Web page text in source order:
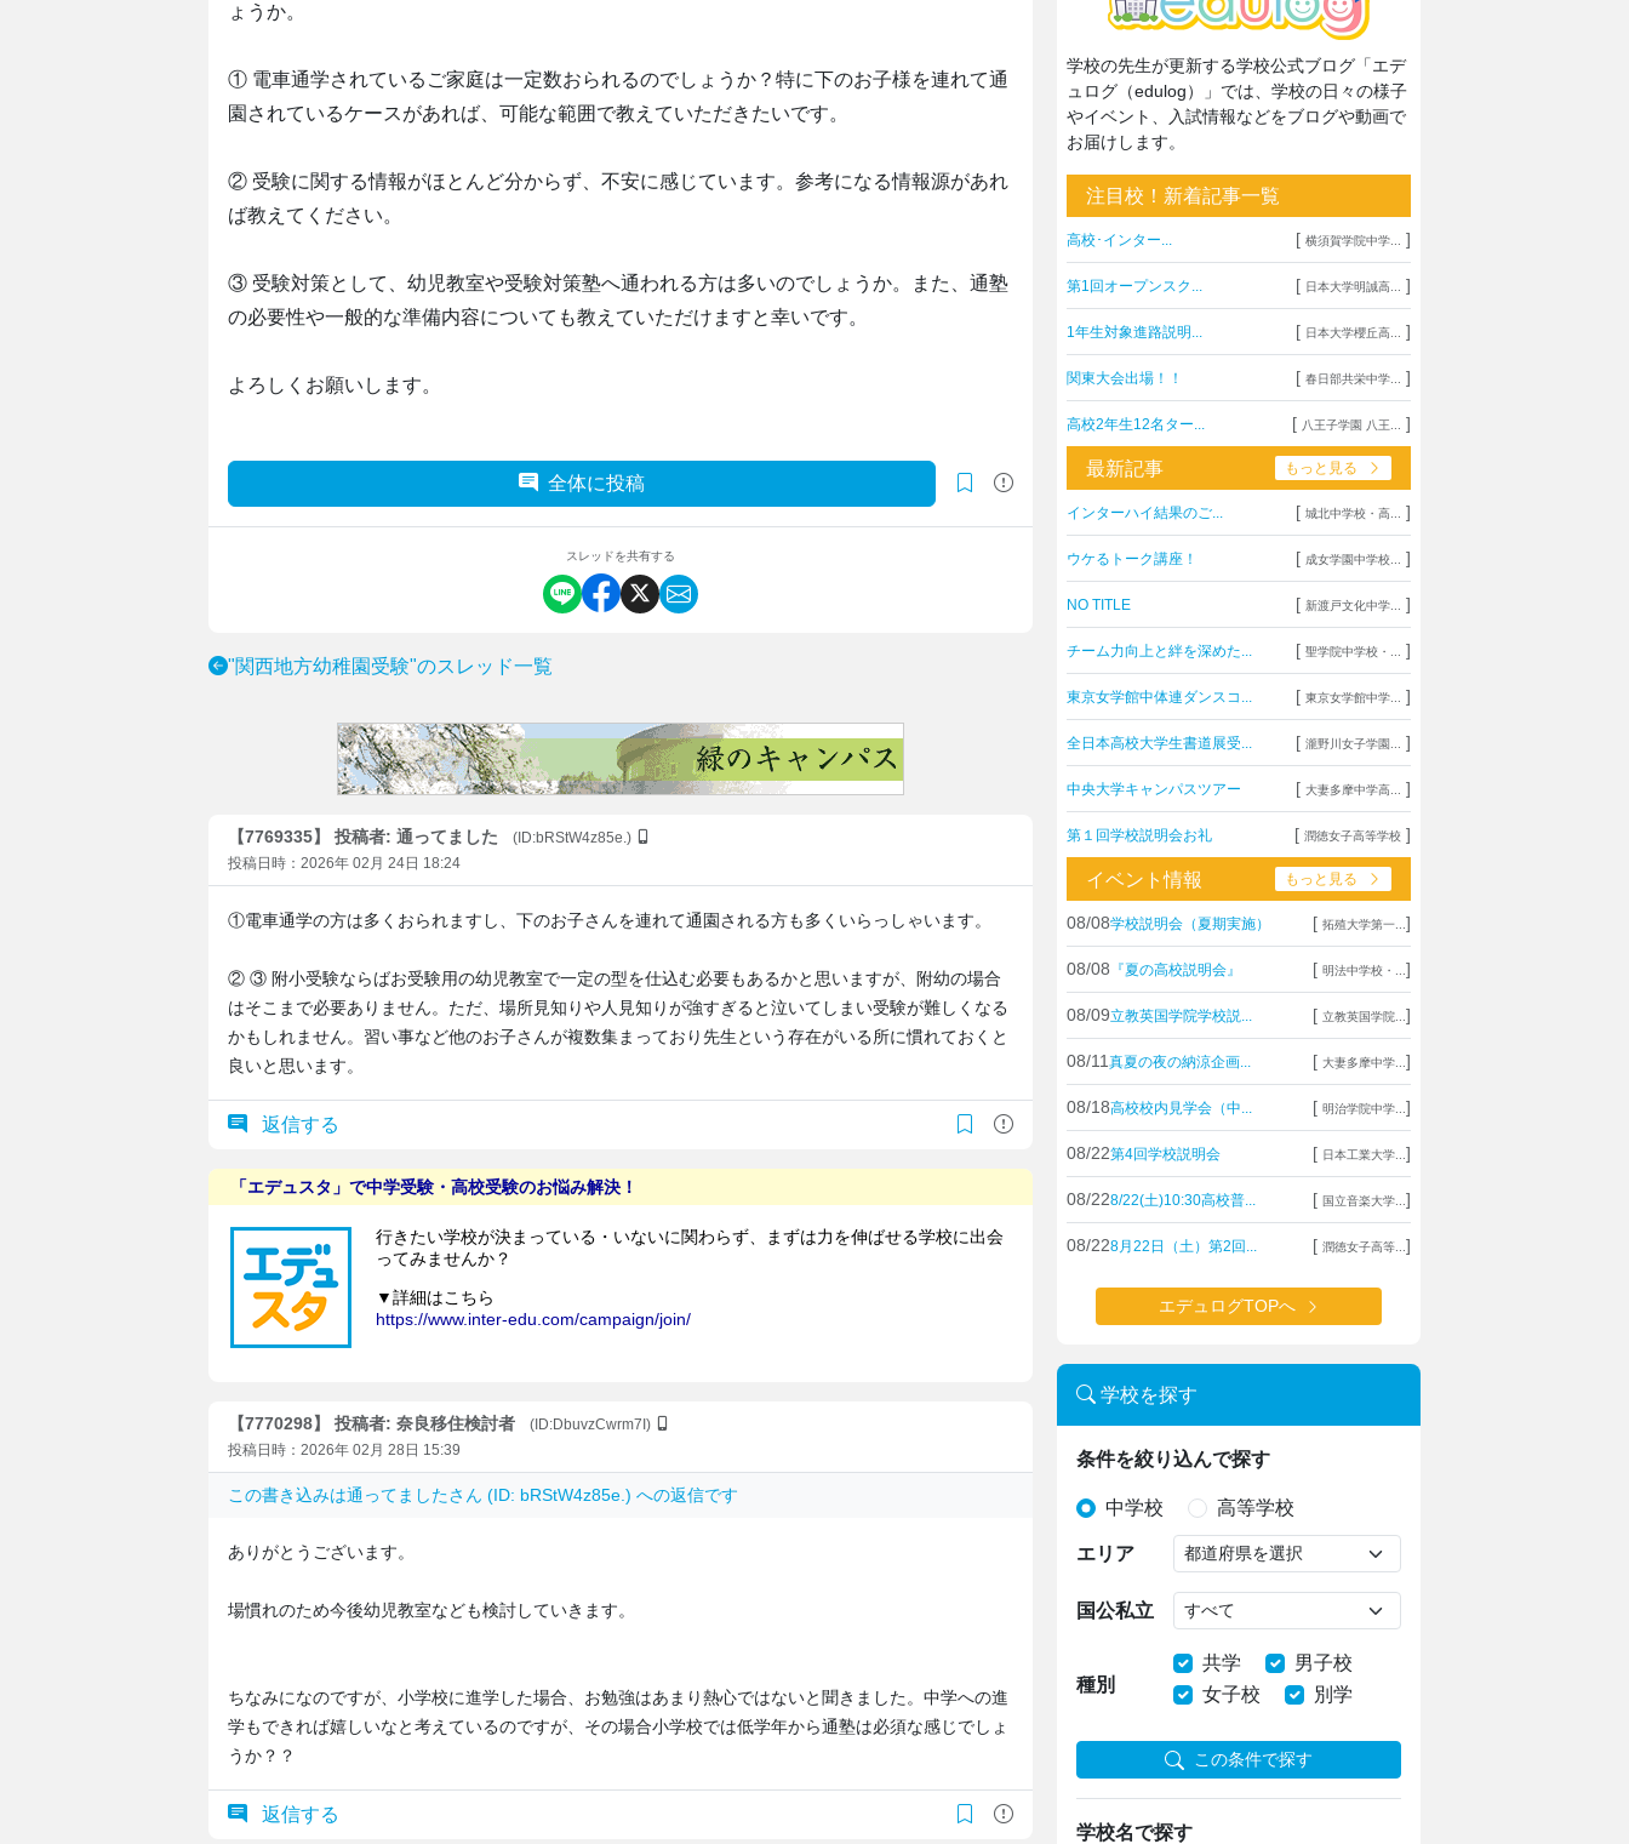
ょうか。
① 電車通学されているご家庭は一定数おられるのでしょうか？特に下のお子様を連れて通
園されているケースがあれば、可能な範囲で教えていただきたいです。
② 受験に関する情報がほとんど分からず、不安に感じています。参考になる情報源があれ
ば教えてください。
③ 受験対策として、幼児教室や受験対策塾へ通われる方は多いのでしょうか。また、通塾
の必要性や一般的な準備内容についても教えていただけますと幸いです。
よろしくお願いします。
全体に投稿
スレッドを共有する
"関西地方幼稚園受験"のスレッド一覧
【7769335】 投稿者: 通ってました
(ID:bRStW4z85e.)
投稿日時：2026年 02月 24日 18:24
①電車通学の方は多くおられますし、下のお子さんを連れて通園される方も多くいらっしゃいます。
② ③ 附小受験ならばお受験用の幼児教室で一定の型を仕込む必要もあるかと思いますが、附幼の場合
はそこまで必要ありません。ただ、場所見知りや人見知りが強すぎると泣いてしまい受験が難しくなる
かもしれません。習い事など他のお子さんが複数集まっており先生という存在がいる所に慣れておくと
良いと思います。
返信する
【7770298】 投稿者: 奈良移住検討者
(ID:DbuvzCwrm7I)
投稿日時：2026年 02月 28日 15:39
この書き込みは通ってましたさん (ID: bRStW4z85e.) への返信です
ありがとうございます。
場慣れのため今後幼児教室なども検討していきます。
ちなみになのですが、小学校に進学した場合、お勉強はあまり熱心ではないと聞きました。中学への進
学もできれば嬉しいなと考えているのですが、その場合小学校では低学年から通塾は必須な感じでしょ
うか？？
返信する
学校の先生が更新する学校公式ブログ「エデ
ュログ（edulog）」では、学校の日々の様子
やイベント、入試情報などをブログや動画で
お届けします。
注目校！新着記事一覧
高校･インター... [ 横須賀学院中学... ]
第1回オープンスク... [ 日本大学明誠高... ]
1年生対象進路説明... [ 日本大学櫻丘高... ]
関東大会出場！！ [ 春日部共栄中学... ]
高校2年生12名ター... [ 八王子学園 八王... ]
最新記事 もっと見る
インターハイ結果のご... [ 城北中学校・高... ]
ウケるトーク講座！ [ 成女学園中学校... ]
NO TITLE [ 新渡戸文化中学... ]
チーム力向上と絆を深めた... [ 聖学院中学校・... ]
東京女学館中体連ダンスコ... [ 東京女学館中学... ]
全日本高校大学生書道展受... [ 瀧野川女子学園... ]
中央大学キャンパスツアー [ 大妻多摩中学高... ]
第１回学校説明会お礼 [ 潤徳女子高等学校 ]
イベント情報 もっと見る
08/08学校説明会（夏期実施） [ 拓殖大学第一... ]
08/08 『夏の高校説明会』 [ 明法中学校・... ]
08/09立教英国学院学校説... [ 立教英国学院... ]
08/11 真夏の夜の納涼企画... [ 大妻多摩中学... ]
08/18高校校内見学会（中... [ 明治学院中学... ]
08/22第4回学校説明会 [ 日本工業大学... ]
08/228/22(土)10:30高校普... [ 国立音楽大学... ]
08/228月22日（土）第2回... [ 潤徳女子高等... ]
エデュログTOPへ
学校を探す
条件を絞り込んで探す
中学校 高等学校
エリア
国公私立
種別
共学
男子校
女子校
別学
この条件で探す
学校名で探す